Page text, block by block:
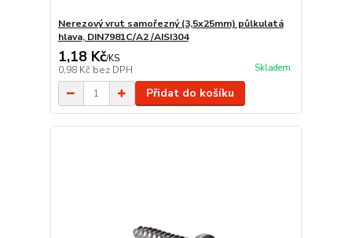
Nerezový vrut samořezný (3,5x25mm) půlkulatá
hlava, DIN7981C/A2 /AISI304
1,18 Kč/KS
0,98 Kč bez DPH Skladem
Přidat do košíku